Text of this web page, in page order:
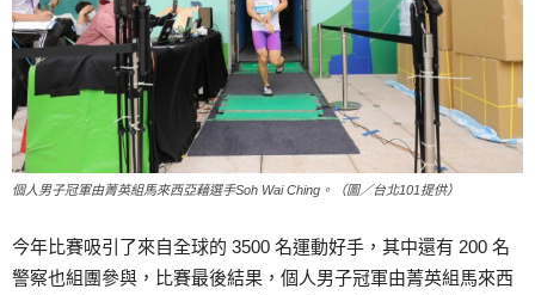
個人男子冠軍由菁英組馬來西亞藉選手Soh Wai Ching。（圖／台北101提供）
今年比賽吸引了來自全球的 3500 名運動好手，其中還有 200 名
警察也組團參與，比賽最後結果，個人男子冠軍由菁英組馬來西